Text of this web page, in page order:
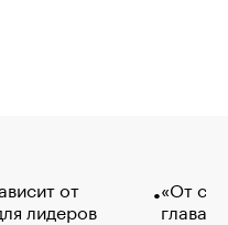
от
лидеров
«От
глава